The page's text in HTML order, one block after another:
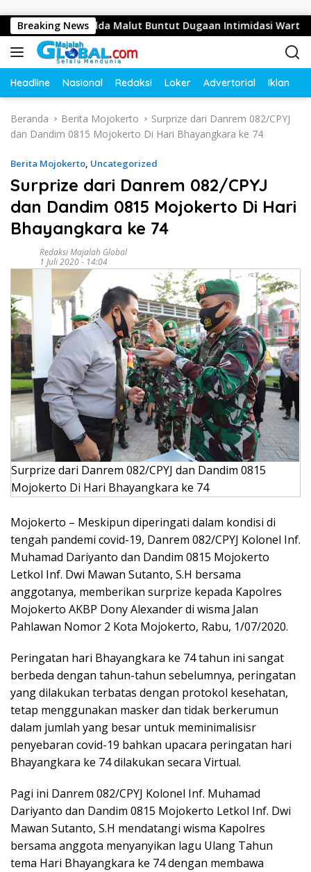
Breaking News
Jajaran Polda Malut Buntut Dugaan Intimidasi Wartawan di
Headline Nasional Redaksi Loker Advertorial Iklan
Beranda Berita Mojokerto
Surprize dari Danrem 082/CPYJ
dan Dandim 0815 Mojokerto Di Hari Bhayangkara ke 74
Berita Mojokerto, Uncategorized
Surprize dari Danrem 082/CPYJ
dan Dandim 0815 Mojokerto Di Hari
Bhayangkara ke 74
Redaksi Majalah Global
1 Juli 2020 - 14:04
Surprize dari Danrem 082/CPYJ dan Dandim 0815
Mojokerto Di Hari Bhayangkara ke 74
Mojokerto – Meskipun diperingati dalam kondisi di
tengah pandemi covid-19, Danrem 082/CPYJ Kolonel Inf.
Muhamad Dariyanto dan Dandim 0815 Mojokerto
Letkol Inf. Dwi Mawan Sutanto, S.H bersama
anggotanya, memberikan surprize kepada Kapolres
Mojokerto AKBP Dony Alexander di wisma Jalan
Pahlawan Nomor 2 Kota Mojokerto, Rabu, 1/07/2020.
Peringatan hari Bhayangkara ke 74 tahun ini sangat
berbeda dengan tahun-tahun sebelumnya, peringatan
yang dilakukan terbatas dengan protokol kesehatan,
tetap menggunakan masker dan tidak berkerumun
dalam jumlah yang besar untuk meminimalisisr
penyebaran covid-19 bahkan upacara peringatan hari
Bhayangkara ke 74 dilakukan secara Virtual.
Pagi ini Danrem 082/CPYJ Kolonel Inf. Muhamad
Dariyanto dan Dandim 0815 Mojokerto Letkol Inf. Dwi
Mawan Sutanto, S.H mendatangi wisma Kapolres
bersama anggota menyanyikan lagu Ulang Tahun
tema Hari Bhayangkara ke 74 dengan membawa